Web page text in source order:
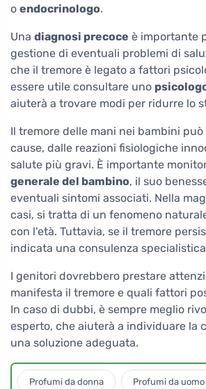
o endocrinologo.
Una diagnosi precoce è importante
gestione di eventuali problemi di
che il tremore è legato a fattori
essere utile consultare uno
aiuterà a trovare modi per ridurre lo
Il tremore delle mani nei bambini
cause, dalle reazioni fisiologiche
salute più gravi. È importante
generale del bambino, il suo
eventuali sintomi associati. Nella
casi, si tratta di un fenomeno
con l'età. Tuttavia, se il tremore
indicata una consulenza
I genitori dovrebbero prestare
manifesta il tremore e quali fattori
In caso di dubbi, è sempre meglio
esperto, che aiuterà a individuare la
una soluzione adeguata.
Profumi da donna Profumi da uomo